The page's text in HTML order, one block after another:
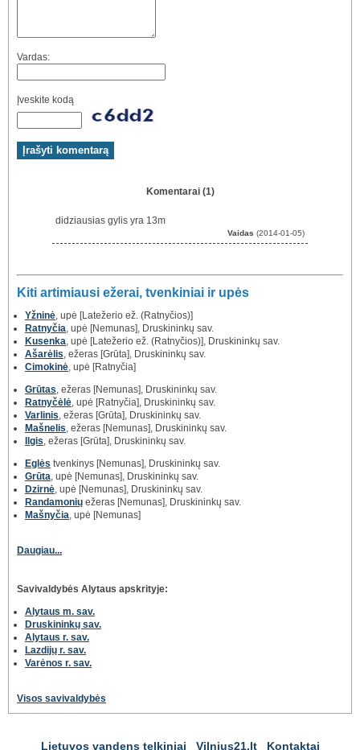
Vardas:
Įveskite kodą
Komentarai (1)
didziausias gylis yra 13m
Vaidas (2014-01-05)
Kiti artimiausi ežerai, tvenkiniai ir upės
Yžninė, upė [Latežerio ež. (Ratnyčios)]
Ratnyčia, upė [Nemunas], Druskininkų sav.
Kusenka, upė [Latežerio ež. (Ratnyčios)], Druskininkų sav.
Ašarėlis, ežeras [Grūta], Druskininkų sav.
Cimokinė, upė [Ratnyčia]
Grūtas, ežeras [Nemunas], Druskininkų sav.
Ratnyčėlė, upė [Ratnyčia], Druskininkų sav.
Varlinis, ežeras [Grūta], Druskininkų sav.
Mašnelis, ežeras [Nemunas], Druskininkų sav.
Ilgis, ežeras [Grūta], Druskininkų sav.
Eglės tvenkinys [Nemunas], Druskininkų sav.
Grūta, upė [Nemunas], Druskininkų sav.
Dzirnė, upė [Nemunas], Druskininkų sav.
Randamonių ežeras [Nemunas], Druskininkų sav.
Mašnyčia, upė [Nemunas]
Daugiau...
Savivaldybės Alytaus apskrityje:
Alytaus m. sav.
Druskininkų sav.
Alytaus r. sav.
Lazdijų r. sav.
Varėnos r. sav.
Visos savivaldybės
Lietuvos vandens telkiniai Vilnius21.lt Kontaktai